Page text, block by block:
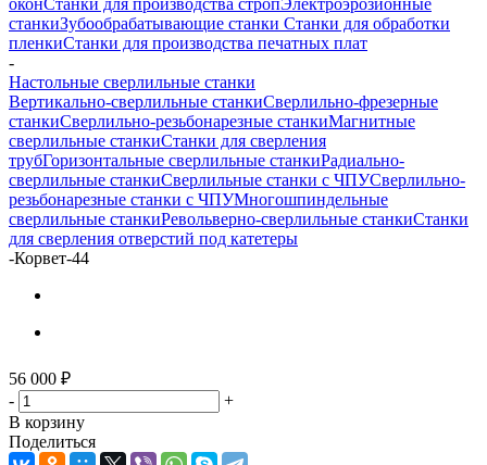
станкиЗубообрабатывающие станки Станки для обработки
пленкиСтанки для производства печатных плат
-
Настольные сверлильные станки
Вертикально-сверлильные станкиСверлильно-фрезерные
станкиСверлильно-резьбонарезные станкиМагнитные
сверлильные станкиСтанки для сверления
трубГоризонтальные сверлильные станкиРадиально-
сверлильные станкиСверлильные станки с ЧПУСверлильно-
резьбонарезные станки с ЧПУМногошпиндельные
сверлильные станкиРевольверно-сверлильные станкиСтанки
для сверления отверстий под катетеры
-Корвет-44
56 000 ₽
-
+
В корзину
Поделиться